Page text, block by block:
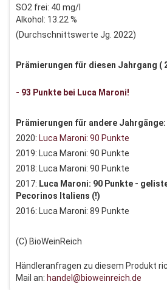
SO2 frei: 40 mg/l
Alkohol: 13.22 %
(Durchschnittswerte Jg. 2022)
Prämierungen für diesen Jahrgang (
- 93 Punkte bei Luca Maroni!
Prämierungen für andere Jahrgänge:
2020: Luca Maroni: 90 Punkte
2019: Luca Maroni: 90 Punkte
2018: Luca Maroni: 90 Punkte
2017: Luca Maroni: 90 Punkte -
Pecorinos Italiens (!)
2016: Luca Maroni: 89 Punkte
(C) BioWeinReich
Händleranfragen zu diesem Produkt
Mail an: handel@bioweinreich.de